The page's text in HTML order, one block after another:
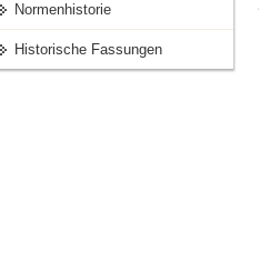
Normenhistorie
Historische Fassungen